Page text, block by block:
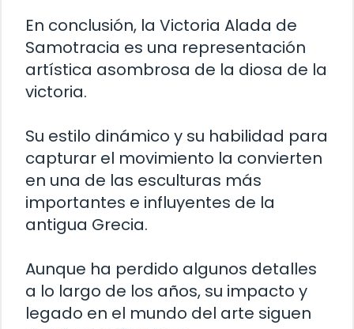
En conclusión, la Victoria Alada de
Samotracia es una representación
artística asombrosa de la diosa de la
victoria.
Su estilo dinámico y su habilidad para
capturar el movimiento la convierten
en una de las esculturas más
importantes e influyentes de la
antigua Grecia.
Aunque ha perdido algunos detalles
a lo largo de los años, su impacto y
legado en el mundo del arte siguen